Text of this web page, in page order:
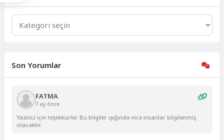
Kategoriler
Son Yorumlar
FATMA
7 ay önce
Yazınız için teşekkürler. Bu bilgiler ışığında nice insanlar bilgilenmiş
olacaktır.